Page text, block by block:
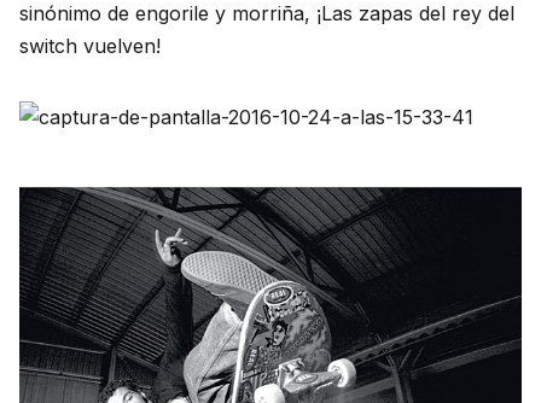
sinónimo de engorile y morriña, ¡Las zapas del rey del
switch vuelven!